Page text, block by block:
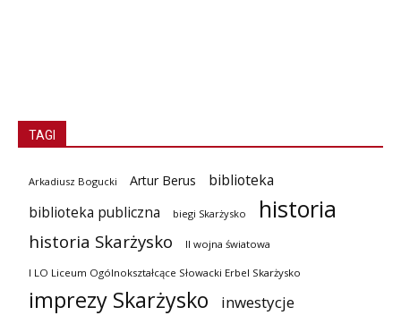
TAGI
Arkadiusz Bogucki Artur Berus
biblioteka
biblioteka publiczna
biegi Skarżysko historia
historia Skarżysko II wojna światowa
I LO Liceum Ogólnokształcące Słowacki Erbel Skarżysko
imprezy Skarżysko inwestycje